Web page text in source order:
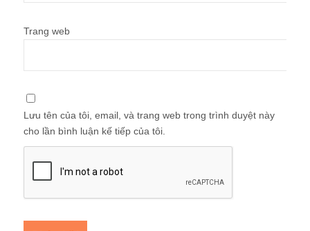
Trang web
Lưu tên của tôi, email, và trang web trong trình duyệt này
cho lần bình luận kế tiếp của tôi.